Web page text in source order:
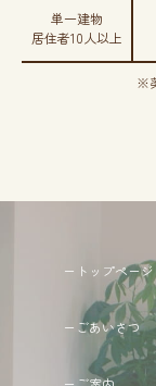
単一建物
居住者10人以上
※
ートップページ
ーごあいさつ